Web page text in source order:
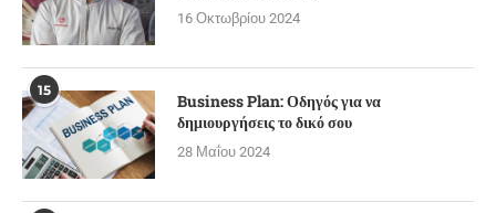
16 Οκτωβρίου 2024
15
Business Plan: Οδηγός για να
δημιουργήσεις το δικό σου
28 Μαΐου 2024